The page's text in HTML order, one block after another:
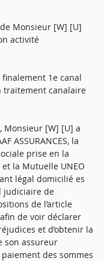
Monsieur [W] [U]
activité
1e canal
traitement canalaire
Monsieur [W] [U] a
ASSURANCES, la
prise en la
la Mutuelle UNEO
légal domicilié es
judiciaire de
de l’article
de voir déclarer
et d’obtenir la
son assureur
des sommes